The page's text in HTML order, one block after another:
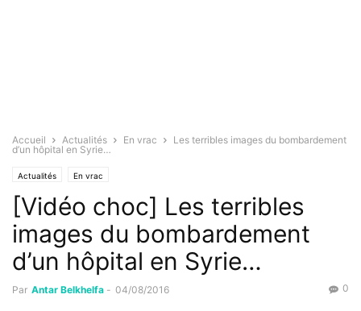
Accueil Actualités En vrac
Les terribles images du bombardement
d’un hôpital en Syrie…
Actualités En vrac
[Vidéo choc] Les terribles
images du bombardement
d’un hôpital en Syrie…
Par Antar Belkhelfa - 04/08/2016 0